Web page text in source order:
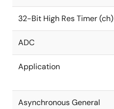
32-Bit High Res Timer (ch)
ADC
Application
Asynchronous General